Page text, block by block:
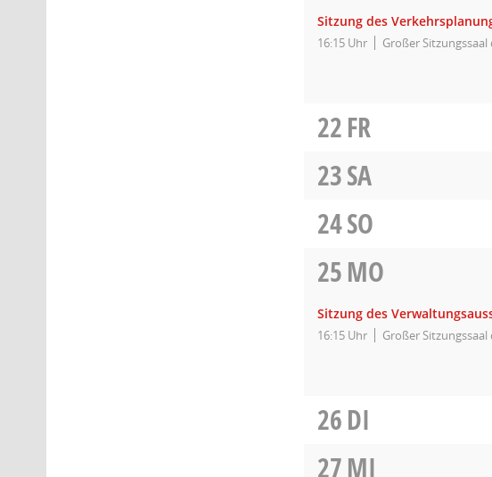
Sitzung des
16:15 Uhr Großer Sitzungssaal
22FR
23SA
24SO
25MO
Sitzung des
16:15 Uhr Großer Sitzungssaal
26DI
27MI